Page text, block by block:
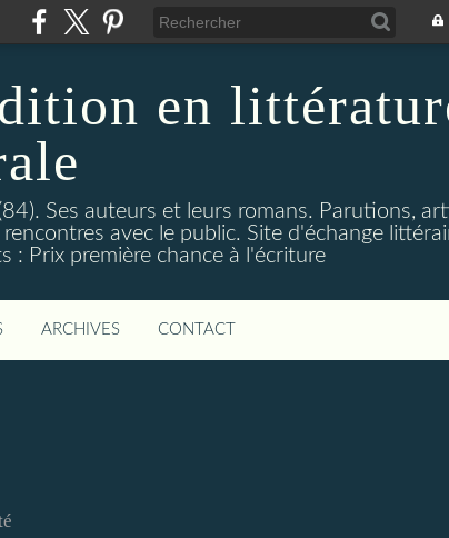
en
Ses auteurs et leurs romans. Parutions,
avec le public. Site d'échange
: Prix première chance à l'écriture
ARCHIVES CONTACT